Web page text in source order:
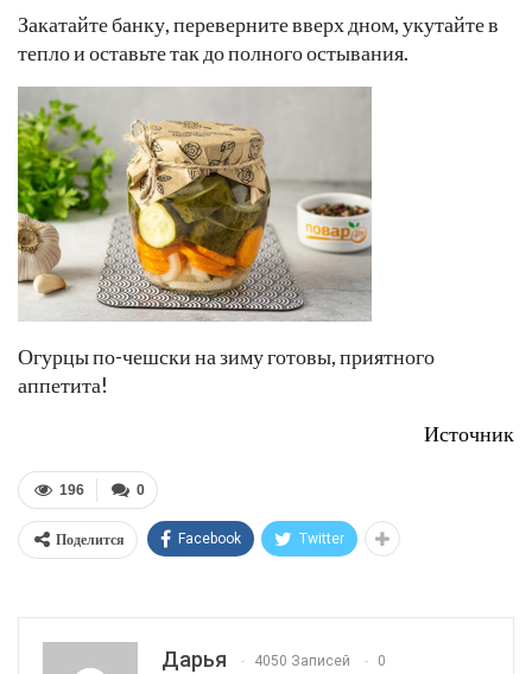
Закатайте банку, переверните вверх дном, укутайте в
тепло и оставьте так до полного остывания.
Огурцы по-чешски на зиму готовы, приятного
аппетита!
Источник
0
196
Поделится Facebook Twitter
Дарья 4050 Записей 0